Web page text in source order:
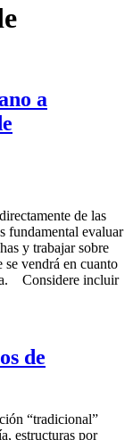
a
de las
fundamental evaluar
y trabajar sobre
vendrá en cuanto
Considere incluir
de
“tradicional”
estructuras por